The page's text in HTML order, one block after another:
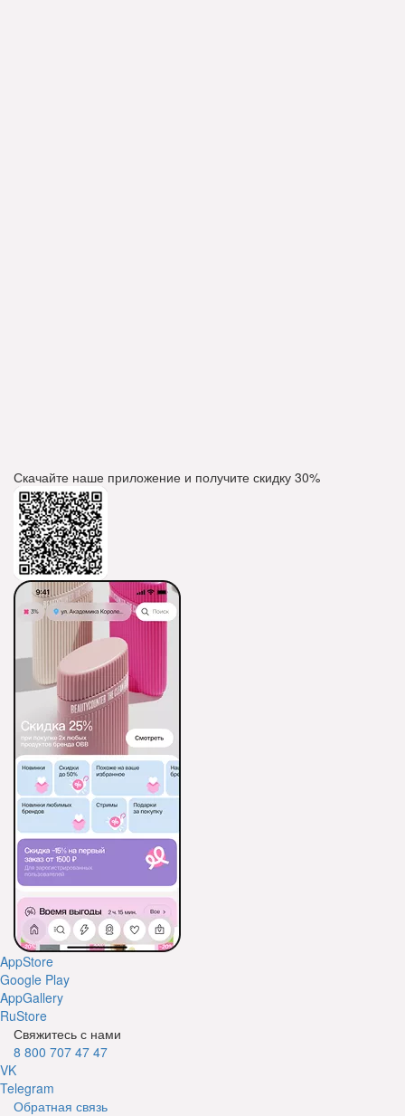
Скачайте наше приложение и получите скидку 30%
AppStore
Google Play
AppGallery
RuStore
Свяжитесь с нами
8 800 707 47 47
VK
Telegram
Обратная связь